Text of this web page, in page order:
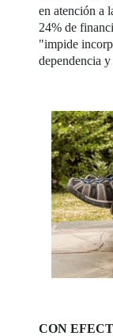
en atención a
24% de
"impide
dependencia
CON